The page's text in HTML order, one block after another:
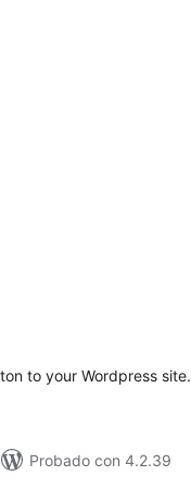
to your Wordpress site.
Probado con 4.2.39